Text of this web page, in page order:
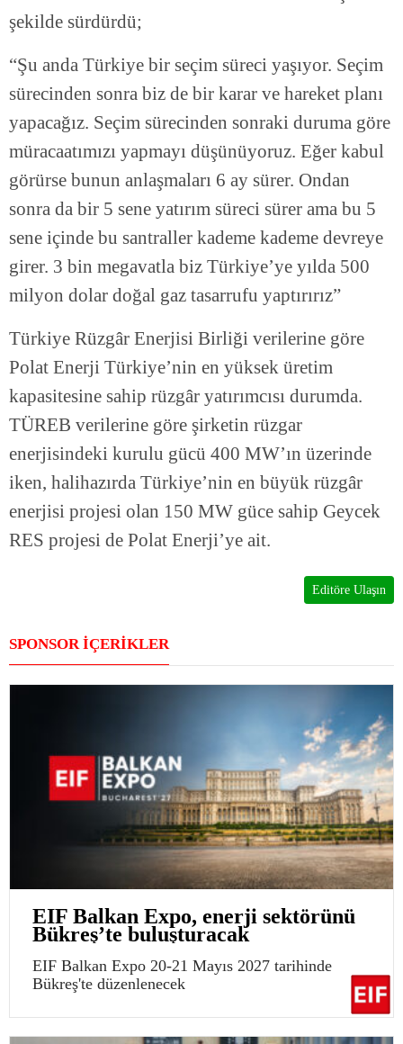
şekilde sürdürdü;
“Şu anda Türkiye bir seçim süreci yaşıyor. Seçim
sürecinden sonra biz de bir karar ve hareket planı
yapacağız. Seçim sürecinden sonraki duruma göre
müracaatımızı yapmayı düşünüyoruz. Eğer kabul
görürse bunun anlaşmaları 6 ay sürer. Ondan
sonra da bir 5 sene yatırım süreci sürer ama bu 5
sene içinde bu santraller kademe kademe devreye
girer. 3 bin megavatla biz Türkiye’ye yılda 500
milyon dolar doğal gaz tasarrufu yaptırırız”
Türkiye Rüzgâr Enerjisi Birliği verilerine göre
Polat Enerji Türkiye’nin en yüksek üretim
kapasitesine sahip rüzgâr yatırımcısı durumda.
TÜREB verilerine göre şirketin rüzgar
enerjisindeki kurulu gücü 400 MW’ın üzerinde
iken, halihazırda Türkiye’nin en büyük rüzgâr
enerjisi projesi olan 150 MW güce sahip Geycek
RES projesi de Polat Enerji’ye ait.
Editöre Ulaşın
SPONSOR İÇERİKLER
EIF Balkan Expo, enerji sektörünü
Bükreş’te buluşturacak
EIF Balkan Expo 20-21 Mayıs 2027 tarihinde
Bükreş'te düzenlenecek